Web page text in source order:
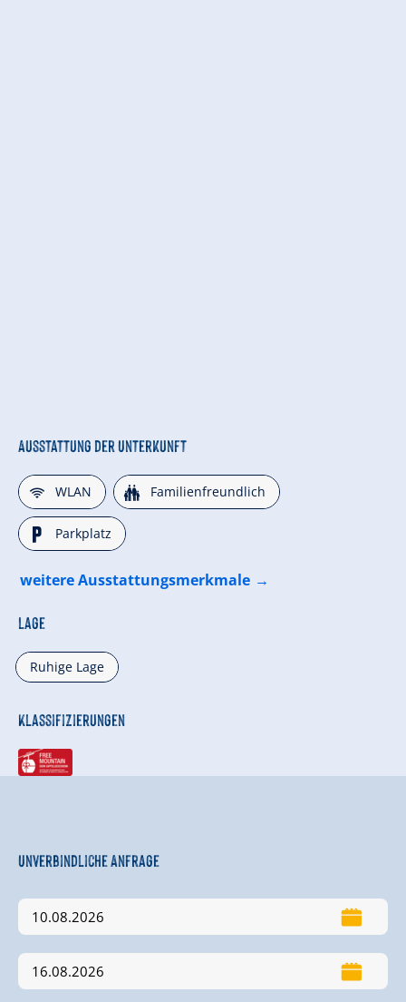
Ausstattung der Unterkunft
🜉WLAN 🍺Familienfreundlich
🐈Parkplatz
weitere Ausstattungsmerkmale
Lage
Ruhige Lage
Klassifizierungen
Unverbindliche Anfrage